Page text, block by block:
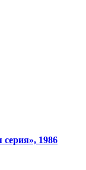
серия», 1986